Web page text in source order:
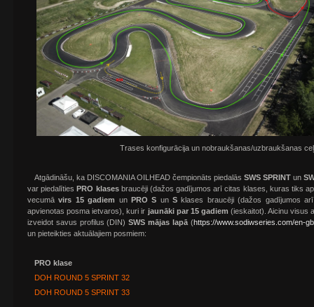
Trases konfigurācija un nobraukšanas/uzbraukšanas
Atgādināšu, ka DISCOMANIA OILHEAD čempionāts piedalāsSWS SPRINT un
var piedalīties PRO klasesbraucēji (dažos gadījumos arī citas klases, kuras tiks
vecumāvirs 15 gadiem un PRO S unS klases braucēji (dažos gadījumos
apvienotas posma ietvaros), kuri ir jaunāki par 15 gadiem (ieskaitot). Aicinu visus
izveidot savus profilus (DIN)SWS mājas lapā(https://www.sodiwseries.com/en-
un pieteikties aktuālajiem posmiem:
PRO klase
DOH ROUND 5 SPRINT 32
DOH ROUND 5 SPRINT 33